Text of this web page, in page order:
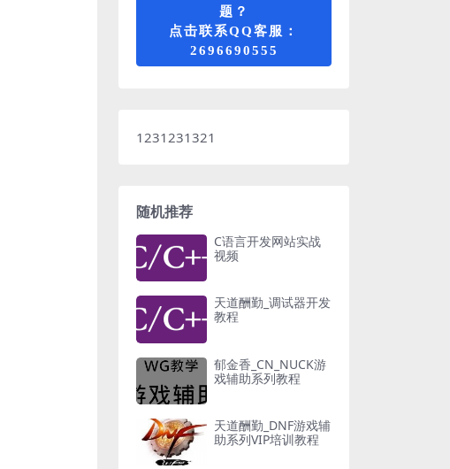
题？
点击联系QQ客服：
2696690555
1231231321
随机推荐
C语言开发网站实战
视频
天道酬勤_调试器开发
教程
郁金香_CN_NUCK游
戏辅助系列教程
天道酬勤_DNF游戏辅
助系列VIP培训教程